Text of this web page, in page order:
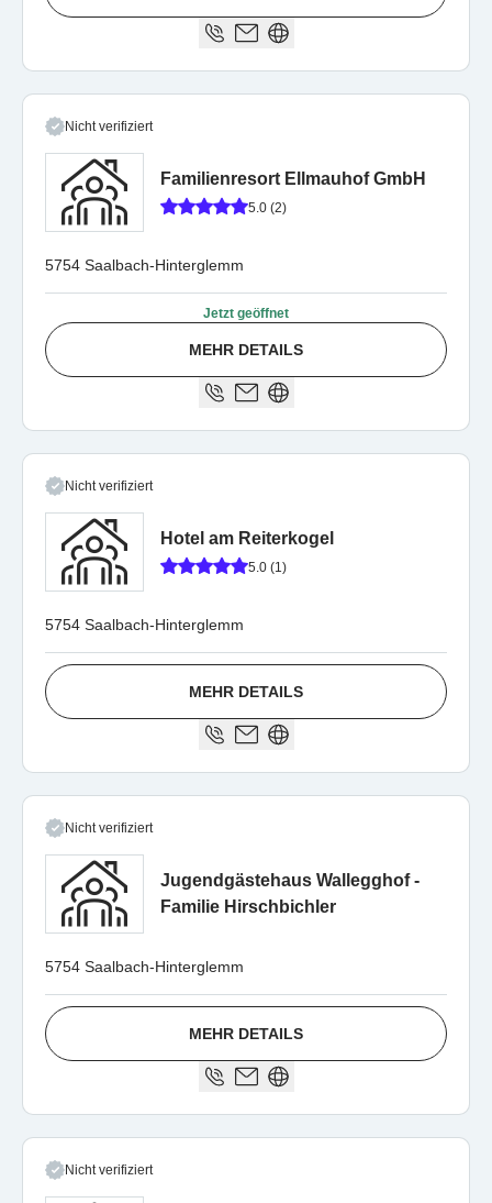
Nicht verifiziert
Familienresort Ellmauhof GmbH
5.0 (2)
5754 Saalbach-Hinterglemm
Jetzt geöffnet
MEHR DETAILS
Nicht verifiziert
Hotel am Reiterkogel
5.0 (1)
5754 Saalbach-Hinterglemm
MEHR DETAILS
Nicht verifiziert
Jugendgästehaus Wallegghof -
Familie Hirschbichler
5754 Saalbach-Hinterglemm
MEHR DETAILS
Nicht verifiziert